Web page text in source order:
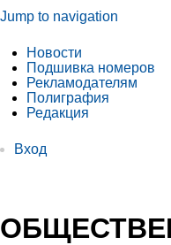
Jump to navigation
Новости
Подшивка номеров
Рекламодателям
Полиграфия
Редакция
Вход